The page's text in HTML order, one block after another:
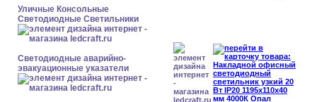
Уличные Консольные
Светодиодные Светильники
Светодиодные аварийно-
эвакуационные указатели